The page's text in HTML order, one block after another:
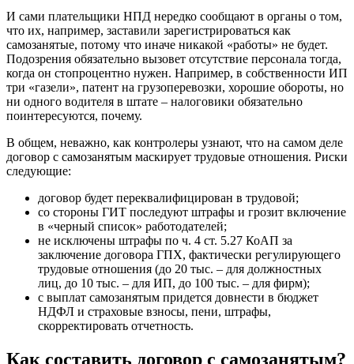
И сами плательщики НПД нередко сообщают в органы о том,
что их, например, заставили зарегистрироваться как
самозанятые, потому что иначе никакой «работы» не будет.
Подозрения обязательно вызовет отсутствие персонала тогда,
когда он стопроцентно нужен. Например, в собственности ИП
три «газели», патент на грузоперевозки, хорошие обороты, но
ни одного водителя в штате – налоговики обязательно
поинтересуются, почему.
В общем, неважно, как контролеры узнают, что на самом деле
договор с самозанятым маскирует трудовые отношения. Риски
следующие:
договор будет переквалифицирован в трудовой;
со стороны ГИТ последуют штрафы и грозит включение
в «черный список» работодателей;
не исключены штрафы по ч. 4 ст. 5.27 КоАП за
заключение договора ГПХ, фактически регулирующего
трудовые отношения (до 20 тыс. – для должностных
лиц, до 10 тыс. – для ИП, до 100 тыс. – для фирм);
с выплат самозанятым придется довнести в бюджет
НДФЛ и страховые взносы, пени, штрафы,
скорректировать отчетность.
Как составить договор с самозанятым?